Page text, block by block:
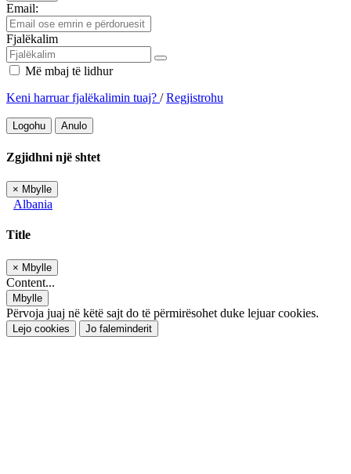
Email:
Fjalëkalim
Më mbaj të lidhur
Keni harruar fjalëkalimin tuaj? /Regjistrohu
Logohu Anulo
Zgjidhni një shtet
× Mbylle
Albania
Title
× Mbylle
Content...
Mbylle
Përvoja juaj në këtë sajt do të përmirësohet duke lejuar cookies.
Lejo cookies Jo faleminderit